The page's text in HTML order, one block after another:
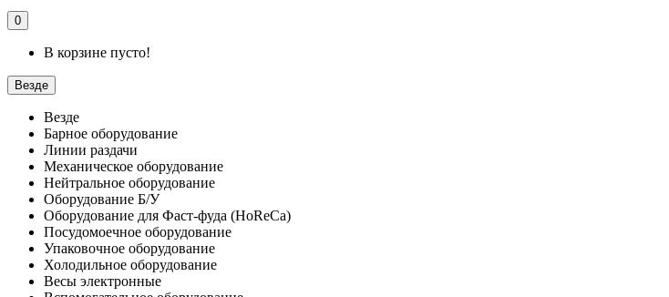
0
В корзине пусто!
Везде
Везде
Барное оборудование
Линии раздачи
Механическое оборудование
Нейтральное оборудование
Оборудование Б/У
Оборудование для Фаст-фуда (HoReCa)
Посудомоечное оборудование
Упаковочное оборудование
Холодильное оборудование
Весы электронные